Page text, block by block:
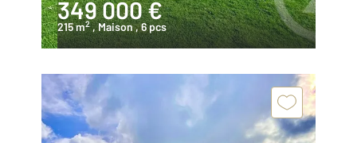
349 000 €
215 m2 , Maison, 6 pcs